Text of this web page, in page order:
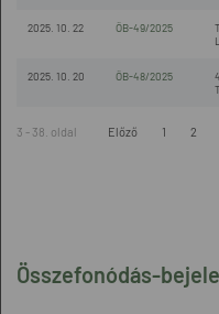
Összefonódás-
2025. 10. 22 ÖB-49/2025
2025. 10. 20 ÖB-48/2025
3 - 38. oldal Előző 1 2